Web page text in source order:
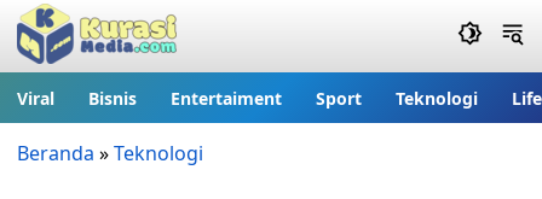
Viral Bisnis Entertaiment Sport Teknologi
Beranda »Teknologi